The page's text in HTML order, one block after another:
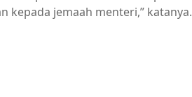
kepada jemaah menteri,” katanya.